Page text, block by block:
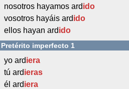
nosotros hayamos ardido
vosotros hayáis ardido
ellos hayan ardido
Pretérito imperfecto 1
yo ardiera
tú ardieras
él ardiera